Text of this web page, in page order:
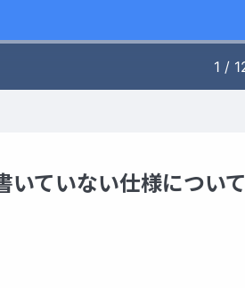
ていない仕様について